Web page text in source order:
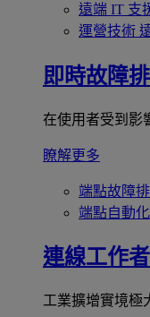
遠端 IT 支
運營技術
即時故障
在使用者受到影
瞭解更多
端點故障
端點自動化
連線工作者
工業擴增實境極